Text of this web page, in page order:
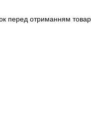
перед отриманням